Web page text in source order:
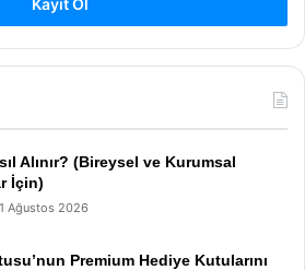
Alınır? (Bireysel ve Kurumsal
İçin)
1 Ağustos 2026
Premium Hediye Kutularını